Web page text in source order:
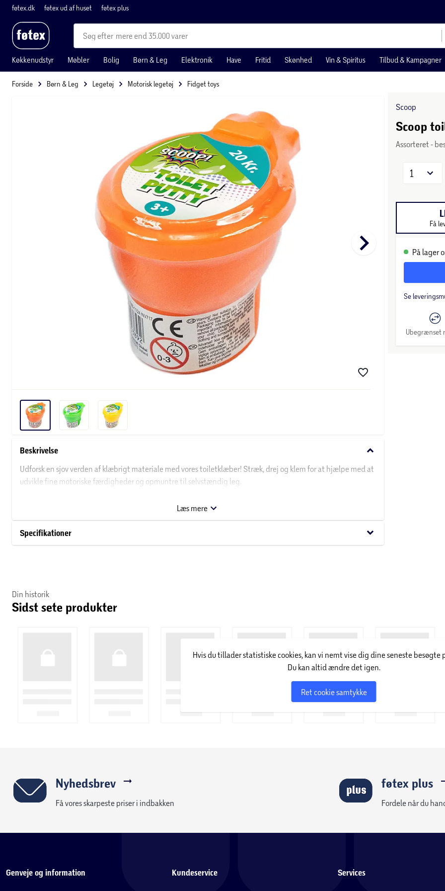
føtex.dk føtex ud af huset føtex plus
mere end 35.000 varer
Køkkenudstyr Møbler Bolig Børn & Leg Elektronik Have Fritid Skønhed Vin & Spiritus Tilbud & Kampagner
Forside Børn & Leg Legetøj Motorisk legetøj Fidget toys
keyboard_arrow_right
Beskrivelse keyboard_arrow_down
Udforsk en sjov verden af klæbrigt materiale med vores toiletklæber! Stræk, drej og klem for at hjælpe med at
udvikle fine motoriske færdigheder og opmuntre til selvstændig leg.
OBS! Varen er assorteret, og en bestemt variant kan ikke garanteres.
Læs mere
Specifikationer keyboard_arrow_down
Scoop
Scoop
Assorteret -
1
Få
På lager
Se
Ubegrænset
Din historik
Sidst sete produkter
Hvis du tillader statistiske cookies, kan vi nemt vise dig dine seneste besøgte
Du kan altid ændre det igen.
Ret cookie samtykke
Nyhedsbrev
Få vores skarpeste priser i indbakken
føtex plus
Fordele når du
Genveje og information Kundeservice Services